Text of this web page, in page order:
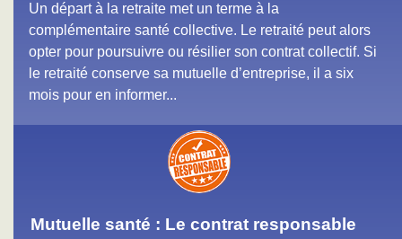
Un départ à la retraite met un terme à la
complémentaire santé collective. Le retraité peut alors
opter pour poursuivre ou résilier son contrat collectif. Si
le retraité conserve sa mutuelle d’entreprise, il a six
mois pour en informer...
Mutuelle santé : Le contrat responsable